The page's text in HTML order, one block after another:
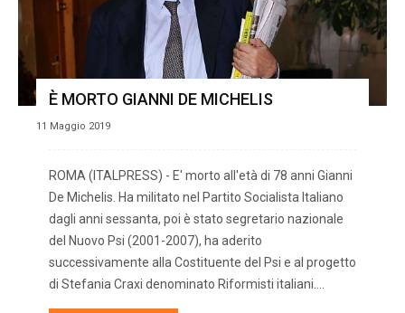
È MORTO GIANNI DE MICHELIS
11 Maggio 2019
ROMA (ITALPRESS) - E' morto all'età di 78 anni Gianni
De Michelis. Ha militato nel Partito Socialista Italiano
dagli anni sessanta, poi è stato segretario nazionale
del Nuovo Psi (2001-2007), ha aderito
successivamente alla Costituente del Psi e al progetto
di Stefania Craxi denominato Riformisti italiani.…